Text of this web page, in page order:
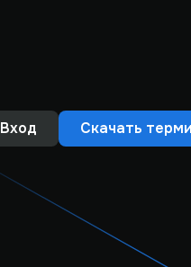
Вход Скачать